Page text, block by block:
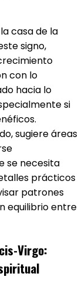
casa de la
signo,
con lo
hacia lo
si
sugiere áreas
se necesita
prácticos
patrones
equilibrio entre
Virgo: